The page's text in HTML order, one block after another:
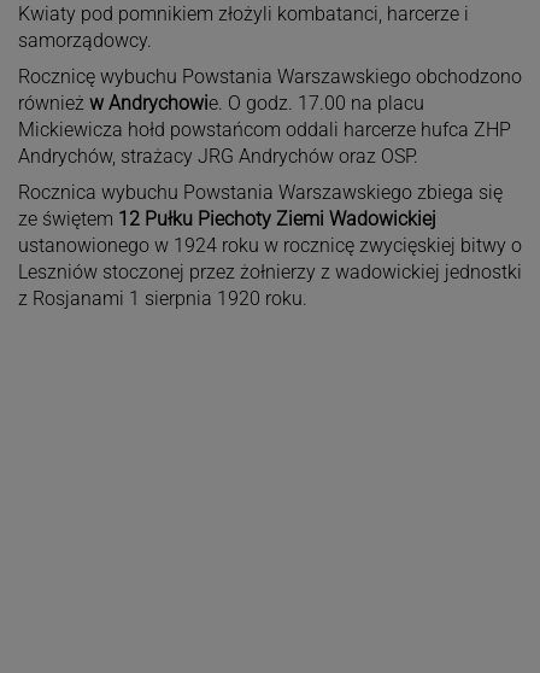
Kwiaty pod pomnikiem złożyli kombatanci, harcerze i
samorządowcy.
Rocznicę wybuchu Powstania Warszawskiego obchodzono
również w Andrychowie. O godz. 17.00 na placu
Mickiewicza hołd powstańcom oddali harcerze hufca ZHP
Andrychów, strażacy JRG Andrychów oraz OSP.
Rocznica wybuchu Powstania Warszawskiego zbiega się
ze świętem 12 Pułku Piechoty Ziemi Wadowickiej
ustanowionego w 1924 roku w rocznicę zwycięskiej bitwy o
Leszniów stoczonej przez żołnierzy z wadowickiej jednostki
z Rosjanami 1 sierpnia 1920 roku.